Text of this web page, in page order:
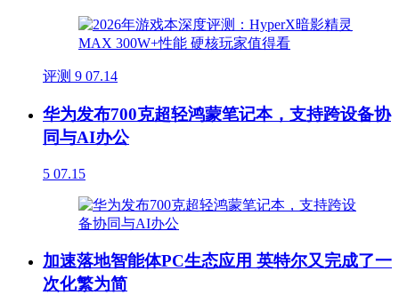
评测 9 07.14
华为发布700克超轻鸿蒙笔记本，支持跨设备协
同与AI办公
5 07.15
加速落地智能体PC生态应用 英特尔又完成了一
次化繁为简